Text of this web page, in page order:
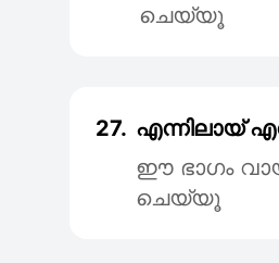
ചെയ്യൂ
27. എന്നിലായ്
ഈ ഭാഗം
ചെയ്യൂ